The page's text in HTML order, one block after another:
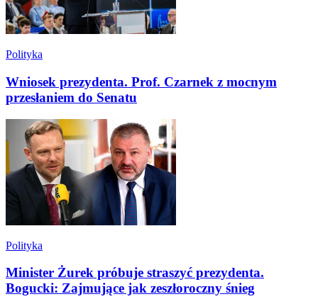
Polityka
Wniosek prezydenta. Prof. Czarnek z mocnym
przesłaniem do Senatu
Polityka
Minister Żurek próbuje straszyć prezydenta.
Bogucki: Zajmujące jak zeszłoroczny śnieg